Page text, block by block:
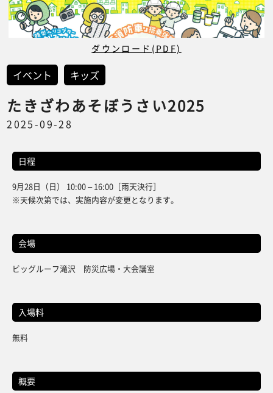
ダウンロード(PDF)
イベント キッズ
たきざわあそぼうさい2025
2025-09-28
日程
9月28日（日） 10:00 – 16:00［雨天決行］
※天候次第では、実施内容が変更となります。
会場
ビッグルーフ滝沢 防災広場・大会議室
入場料
無料
概要